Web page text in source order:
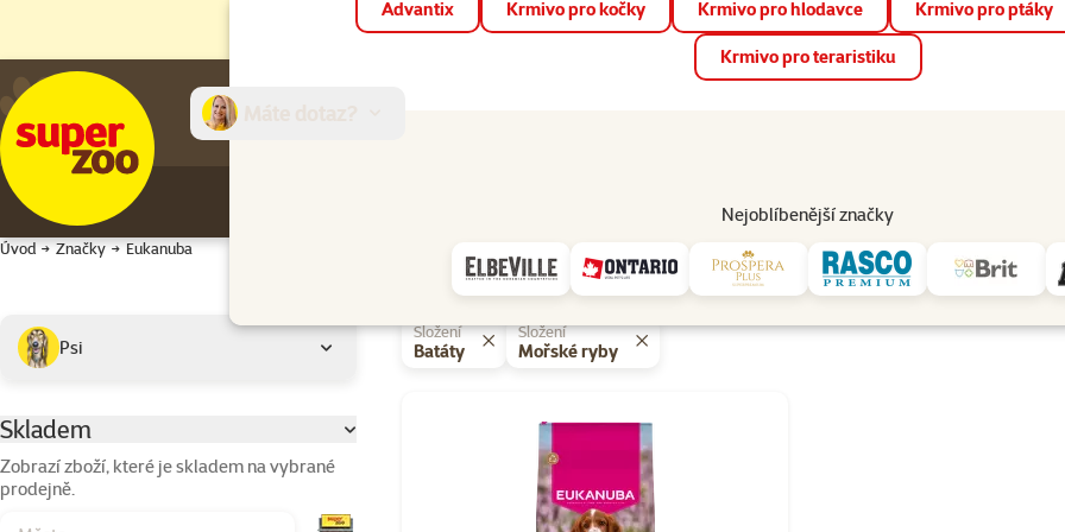
📱 Stáhněte si novou aplikaci Super zoo.Více informací
Advantix Krmivo pro kočky Krmivo pro hlodavce Krmivo pro ptáky
Krmivo pro teraristiku
Nejoblíbenější značky
Prodejny Služby
Úvod Značky Eukanuba
Eukanuba
Podkategorie
Psi
Parametrický filtr
Skladem
Zobrazí zboží, které je skladem na vybrané
prodejně.
Vybrané filtry
Složení
Batáty
Složení
Mořské ryby